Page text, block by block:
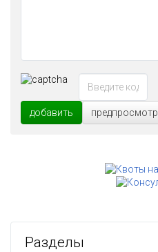
добавить предпросмотр
Разделы